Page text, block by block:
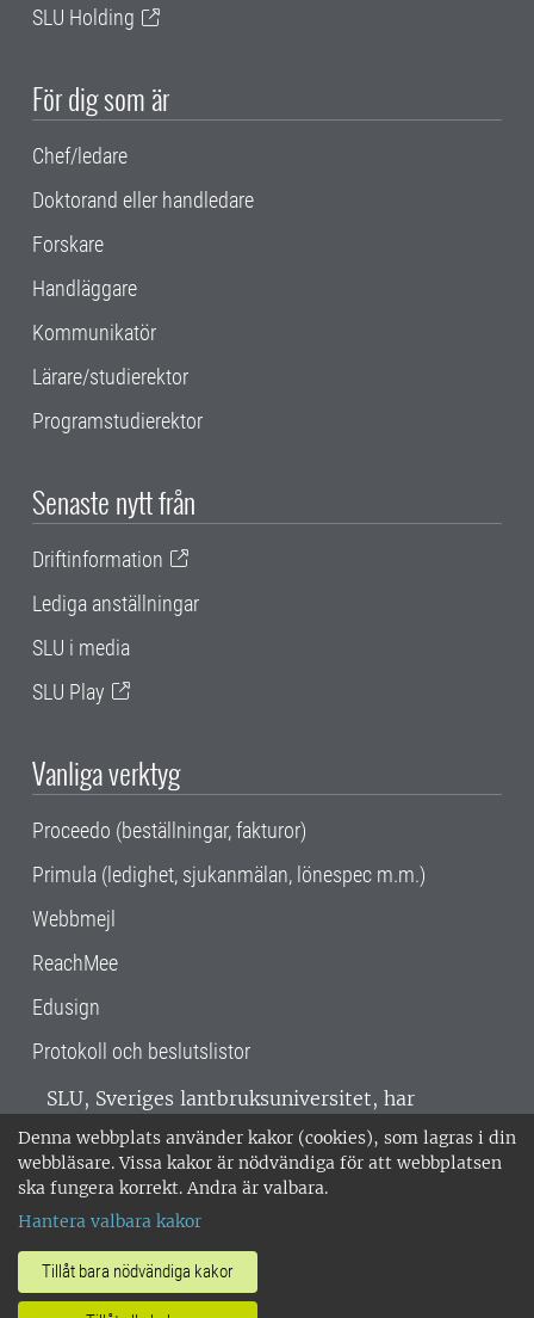
Denna webbplats använder kakor (cookies), som lagras i din
webbläsare. Vissa kakor är nödvändiga för att webbplatsen
ska fungera korrekt. Andra är valbara.
Hantera valbara kakor
Tillåt bara nödvändiga kakor
SLU Holding
För dig som är
Chef/ledare
Doktorand eller handledare
Forskare
Handläggare
Kommunikatör
Lärare/studierektor
Programstudierektor
Senaste nytt från
Driftinformation
Lediga anställningar
SLU i media
SLU Play
Vanliga verktyg
Proceedo (beställningar, fakturor)
Primula (ledighet, sjukanmälan, lönespec m.m.)
Webbmejl
ReachMee
Edusign
Protokoll och beslutslistor
SLU, Sveriges lantbruksuniversitet, har
verksamhet över hela Sverige. Huvudorter är
Alnarp, Uppsala och Umeå.SLU är
miljöcertifierat enligt ISO 14001. •
018-67 10 00 • Org nr: 202100-2817 •
Om SLU:s webbplatser
•Hantera kakor•Behandling av